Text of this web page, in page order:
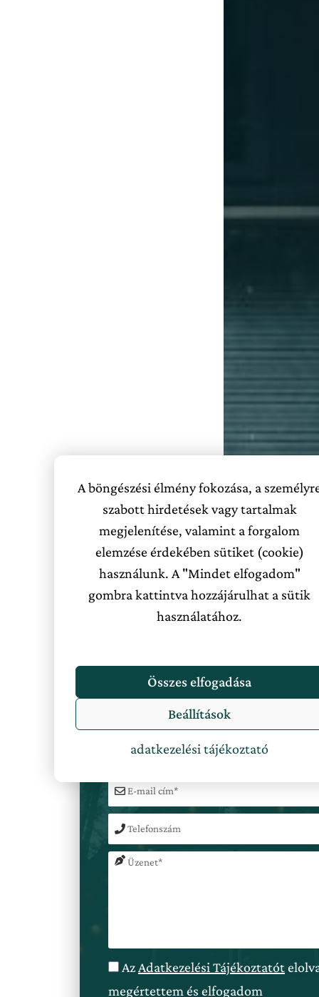
A böngészési élmény fokozása, a
szabott hirdetések vagy tartalmak
megjelenítése, valamint a forgalom
elemzése érdekében sütiket (cookie)
használunk. A "Mindet elfogadom"
gombra kattintva hozzájárulhat a sütik
használatához.
Összes elfogadása
Beállítások
adatkezelési tájékoztató
Írd meg nekünk
Email
Telefon
Üzenet
Az Adatkezelési Tájékoztatót
megértettem és elfogadom